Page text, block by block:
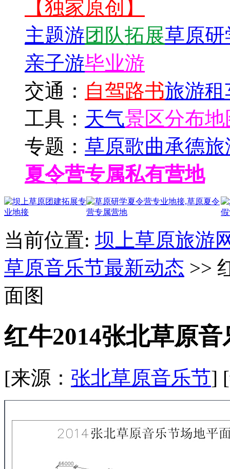
【独家原创】
主题游团队拓展草原
亲子游毕业游
交通： 自驾路书旅游租
工具： 天气景区分布地
专题： 草原歌曲承德旅
夏令营专属私有营地
当前位置: 坝上草原旅游
草原音乐节最新动态 >>
面图
红牛2014张北草原
[来源： 张北草原音乐节]